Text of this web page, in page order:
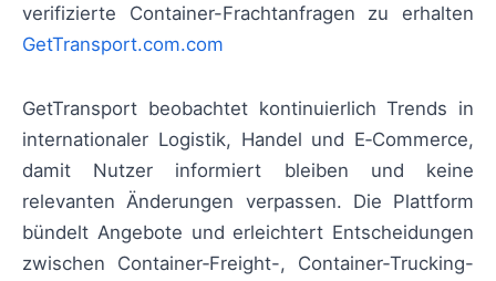
verifizierte Container-Frachtanfragen zu erhalten
GetTransport.com.com
GetTransport beobachtet kontinuierlich Trends in
internationaler Logistik, Handel und E‑Commerce,
damit Nutzer informiert bleiben und keine
relevanten Änderungen verpassen. Die Plattform
bündelt Angebote und erleichtert Entscheidungen
zwischen Container‑Freight-, Container‑Trucking-